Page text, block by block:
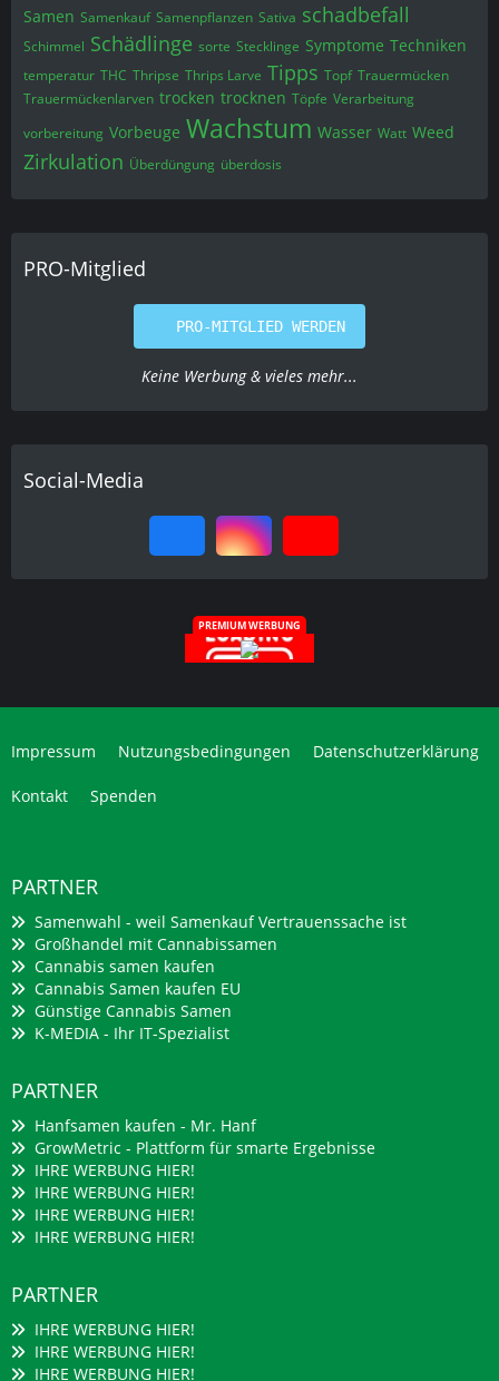
Samen Samenkauf Samenpflanzen Sativa schadbefall
Schimmel Schädlinge sorte Stecklinge Symptome Techniken
temperatur THC Thripse Thrips Larve Tipps Topf Trauermücken
Trauermückenlarven trocken trocknen Töpfe Verarbeitung
vorbereitung Vorbeuge Wachstum Wasser Watt Weed
Zirkulation Überdüngung überdosis
PRO-Mitglied
PRO-MITGLIED WERDEN
Keine Werbung & vieles mehr...
Social-Media
PREMIUM WERBUNG
Impressum Nutzungsbedingungen Datenschutzerklärung
Kontakt Spenden
PARTNER
Samenwahl - weil Samenkauf Vertrauenssache ist
Großhandel mit Cannabissamen
Cannabis samen kaufen
Cannabis Samen kaufen EU
Günstige Cannabis Samen
K-MEDIA - Ihr IT-Spezialist
PARTNER
Hanfsamen kaufen - Mr. Hanf
GrowMetric - Plattform für smarte Ergebnisse
IHRE WERBUNG HIER!
IHRE WERBUNG HIER!
IHRE WERBUNG HIER!
IHRE WERBUNG HIER!
PARTNER
IHRE WERBUNG HIER!
IHRE WERBUNG HIER!
IHRE WERBUNG HIER!